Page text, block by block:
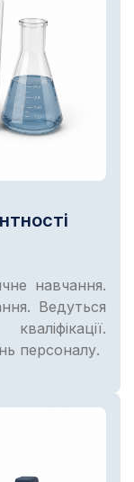
навчання.
Ведуться
персоналу.